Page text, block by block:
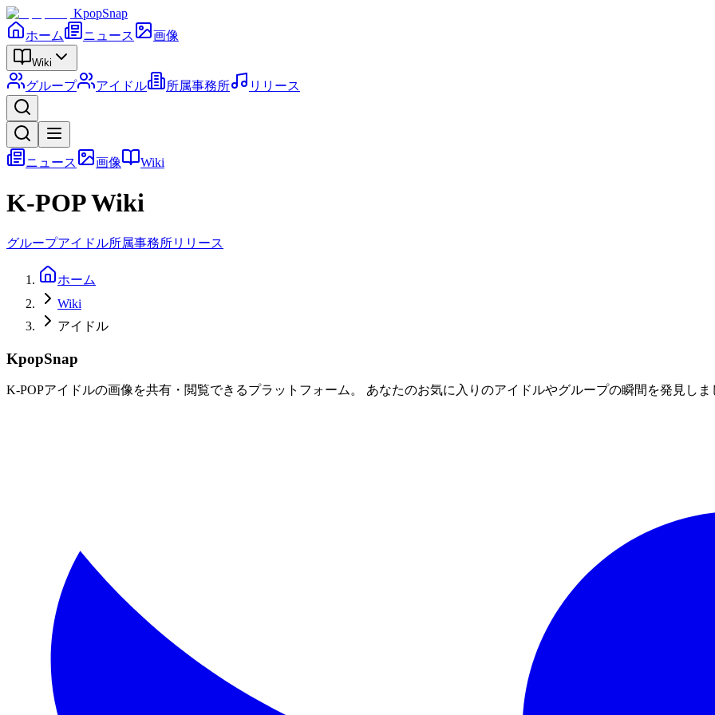
KpopSnap
ホーム
ニュース 画像
Wiki
グループ アイドル 所属事務所 リリース
ニュース 画像 Wiki
K-POP Wiki
グループアイドル所属事務所リリース
ホーム
Wiki
アイドル
KpopSnap
K-POPアイドルの画像を共有・閲覧できるプラットフォーム。 あなたのお気に入りのアイドルやグループの瞬間を発見しま